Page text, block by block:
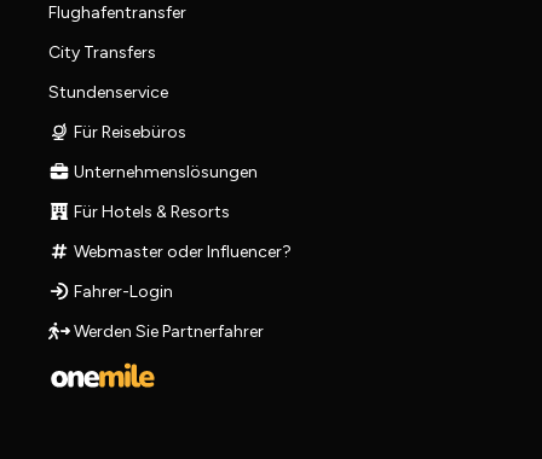
Flughafentransfer
City Transfers
Stundenservice
Für Reisebüros
Unternehmenslösungen
Für Hotels & Resorts
Webmaster oder Influencer?
Fahrer-Login
Werden Sie Partnerfahrer